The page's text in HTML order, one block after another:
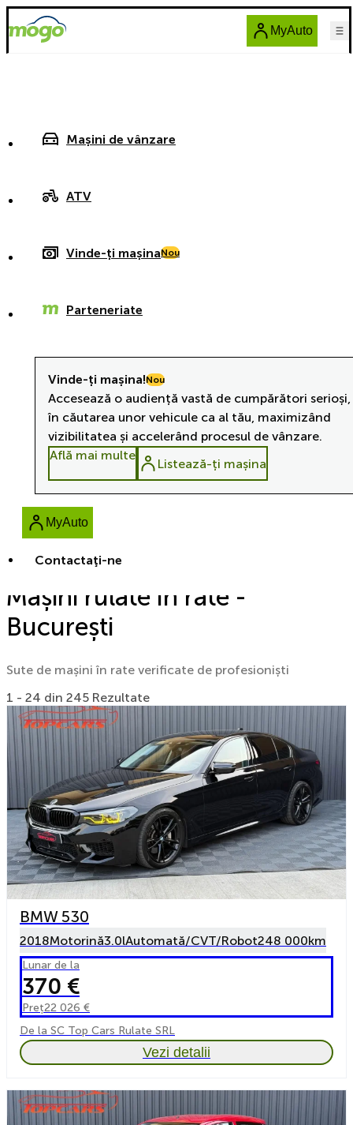
MyAuto
Mașini de vânzare
ATV
Vinde-ți mașinaNou
Parteneriate
Contactaţi-ne
Vinde-ți mașina!Nou
Accesează o audiență vastă de cumpărători
în căutarea unor vehicule ca al tău, maximizând
vizibilitatea și accelerând procesul de vânzare.
Află mai multe
Listează-ți mașina
MyAuto
Mașini rulate în rate -
București
Sute de mașini în rate verificate de profesioniști
1 - 24 din 245 Rezultate
BMW 530
2018Motorină3.0lAutomată/CVT/Robot248 000km
Lunar de la
370 €
Preț22 026 €
De la SC Top Cars Rulate SRL
Vezi detalii